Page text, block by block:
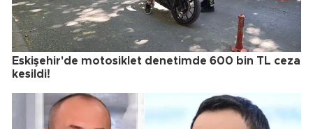
Eskişehir'de motosiklet denetimde 600 bin TL ceza
kesildi!